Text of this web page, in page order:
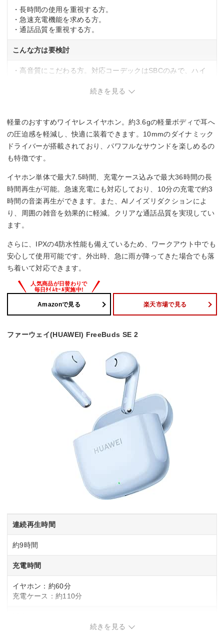
ピンク
ブラック
ホワイト
・長時間の使用を重視する方。
・急速充電機能を求める方。
・通話品質を重視する方。
こんな方は要検討
・高音質にこだわる方。対応コーデックはSBCのみで、ハイ
続きを見る
軽量のおすすめワイヤレスイヤホン。約3.6gの軽量ボディで耳へ
の圧迫感を軽減し、快適に装着できます。10mmのダイナミック
ドライバーが搭載されており、パワフルなサウンドを楽しめるの
も特徴です。
イヤホン単体で最大7.5時間、充電ケース込みで最大36時間の長
時間再生が可能。急速充電にも対応しており、10分の充電で約3
時間の音楽再生ができます。また、AIノイズリダクションによ
り、周囲の雑音を効果的に軽減。クリアな通話品質を実現してい
ます。
さらに、IPXの4防水性能も備えているため、ワークアウト中でも
安心して使用可能です。外出時、急に雨が降ってきた場合でも落
ち着いて対応できます。
Amazonで見る 楽天市場で見る
ファーウェイ(HUAWEI) FreeBuds SE 2
連続再生時間
約9時間
充電時間
イヤホン：約60分
充電ケース：約110分
続きを見る